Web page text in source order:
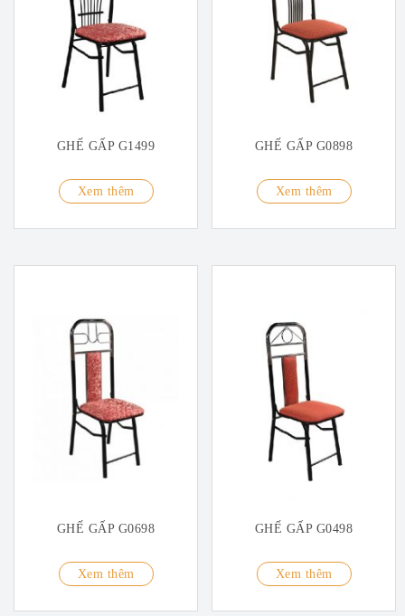
GHẾ GẤP G1499
Xem thêm
GHẾ GẤP G0898
Xem thêm
GHẾ GẤP G0698
Xem thêm
GHẾ GẤP G0498
Xem thêm